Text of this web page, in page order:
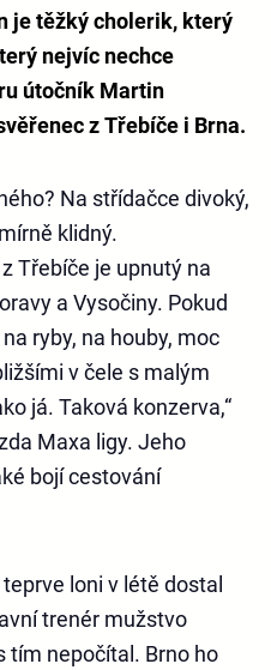
je těžký cholerik, který
nejvíc nechce
útočník Martin
z Třebíče i Brna.
Na střídačce divoký,
klidný.
Třebíče je upnutý na
a Vysočiny. Pokud
ryby, na houby, moc
v čele s malým
já. Taková konzerva,“
Maxa ligy. Jeho
bojí cestování
loni v létě dostal
trenér mužstvo
tím nepočítal. Brno ho